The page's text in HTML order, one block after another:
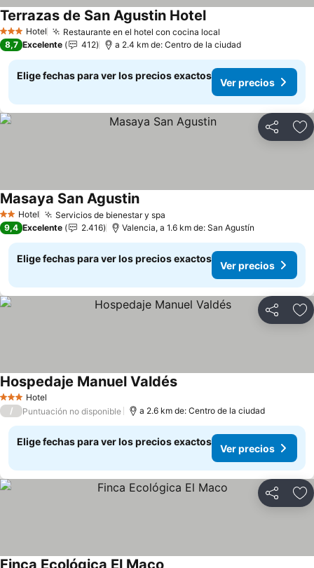
3 Estrellas
Hotel Restaurante en el hotel con cocina local
Terrazas de San Agustin HotelVer precios
8,7 Excelente 412 a 2.4 km de: Centro de la ciudad
Elige fechas para ver los precios exactos
Ver precios
Compartir
2 Estrellas
Hotel Servicios de bienestar y spa
Masaya San AgustinVer precios
9,4 Excelente 2.416 Valencia, a 1.6 km de: San Agustín
Elige fechas para ver los precios exactos
Ver precios
Compartir
3 Estrellas
Hotel
Hospedaje Manuel ValdésVer precios
/ Puntuación no disponible a 2.6 km de: Centro de la ciudad
Elige fechas para ver los precios exactos
Ver precios
Compartir
Finca Ecológica El Maco